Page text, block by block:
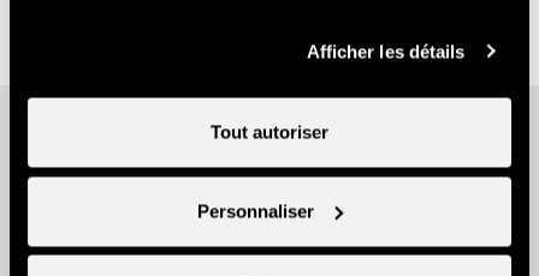
Afficher les détails
Tout autoriser
Personnaliser